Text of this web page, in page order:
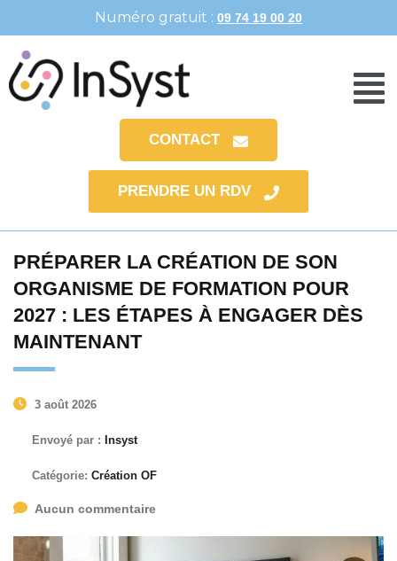
Numéro gratuit : 09 74 19 00 20
CONTACT
PRENDRE UN RDV
PRÉPARER LA CRÉATION DE SON
ORGANISME DE FORMATION POUR
2027 : LES ÉTAPES À ENGAGER DÈS
MAINTENANT
3 août 2026
Envoyé par : Insyst
Catégorie: Création OF
Aucun commentaire